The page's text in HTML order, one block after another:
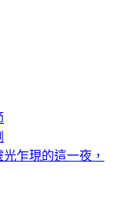
乍現的這一夜，